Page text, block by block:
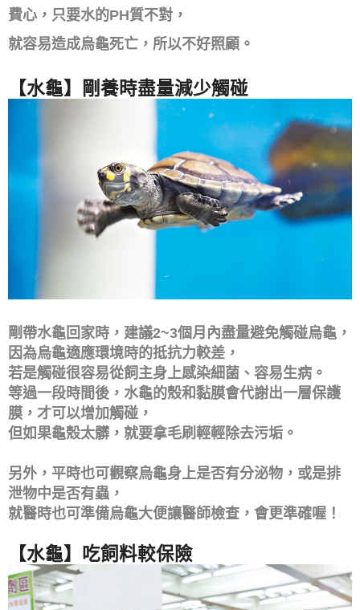
費心，只要水的PH質不對，
就容易造成烏龜死亡，所以不好照顧。
【水龜】剛養時盡量減少觸碰
剛帶水龜回家時，建議2~3個月內盡量避免觸碰烏龜，
因為烏龜適應環境時的抵抗力較差，
若是觸碰很容易從飼主身上感染細菌、容易生病。
等過一段時間後，水龜的殼和黏膜會代謝出一層保護
膜，才可以增加觸碰，
但如果龜殼太髒，就要拿毛刷輕輕除去污垢。
另外，平時也可觀察烏龜身上是否有分泌物，或是排
泄物中是否有蟲，
就醫時也可準備烏龜大便讓醫師檢查，會更準確喔！
【水龜】吃飼料較保險